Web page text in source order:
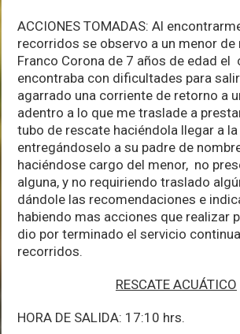
ACCIONES TOMADAS: Al
recorridos se observo a un menor de
Franco Corona de 7 años de edad el
encontraba con dificultades para
agarrado una corriente de retorno a
adentro a lo que me traslade a
tubo de rescate haciéndola llegar a
entregándoselo a su padre de
haciéndose cargo del menor, no
alguna, y no requiriendo traslado
dándole las recomendaciones e
habiendo mas acciones que realizar
dio por terminado el servicio
recorridos.
RESCATE ACUÁTICO
HORA DE SALIDA: 17:10 hrs.